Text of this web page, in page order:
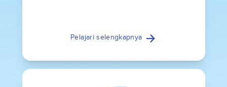
Pelajari selengkapnya